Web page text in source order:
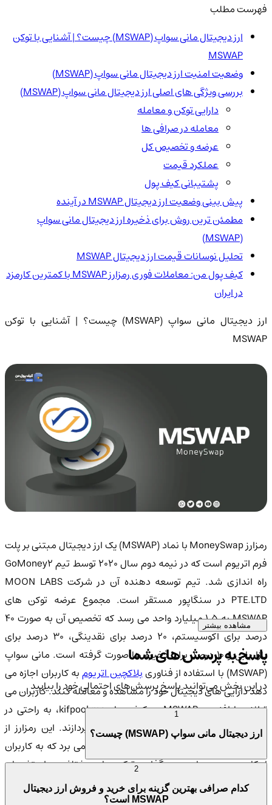
فهرست مطلب
ارز دیجیتال مانی سواپ (MSWAP) چیست؟ | آشنایی با توکن
MSWAP
وضعیت امنیت ارز دیجیتال مانی سواپ (MSWAP)
بررسی ویژگی های اصلی ارز دیجیتال مانی سواپ (MSWAP)
دارایی توکن و معامله
معامله در صرافی ها
عرضه و تخصیص کل
عملکرد قیمت
پشتیبانی کیف پول
پیش بینی وضعیت ارز دیجیتال MSWAP در آینده
مطمئن ترین روش برای ذخیره ارز دیجیتال مانی سواپ
تحلیل نوسانات قیمت ارز دیجیتال MSWAP
کیف پول من: معاملات فوری رمزارز MSWAP با کمترین کارمزد
در ایران
ارز دیجیتال مانی سواپ (MSWAP) چیست؟ | آشنایی با توکن
MSWAP
رمزارز MoneySwap با نماد (MSWAP) یک ارز دیجیتال مبتنی بر پلت
فرم اتریوم است که در نیمه دوم سال 2020 توسط تیم GoMoney2
راه اندازی شد. تیم توسعه دهنده آن در شرکت MOON LABS
PTE.LTD در سنگاپور مستقر است. مجموع عرضه توکن های
MSWAP به 1.5 میلیارد واحد می رسد که تخصیص آن به صورت 40
درصد برای اکوسیستم، 20 درصد برای نقدینگی، 30 درصد برای
بازاریابی و 10 درصد برای ذخیره ها صورت گرفته است. مانی سواپ
بلاکچین اتریومبه کاربران اجازه می
دهد دارایی های دیجیتال خود را مشاهده و معامله کنند. کاربران می
توانند با افزودن MSWAP به کیف پول kifpool.me، به راحتی در
صرافی های غیرمتمرکز به خرید و فروش بپردازند. این رمزارز از
مکانیسم های سرمایه گذاری و استخراج بهره می برد که به کاربران
امکان می دهد با سپرده گذاری توکن های مختلف در استخرهای
مخصوص، نقدینگی فراهم کنند و پاداش هایی به شکل MSWAP
مشاهده بیشتر
پاسخ به پرسش های شما
در این بخش می‌توانید پاسخ پرسش‌های احتمالی خود را بیابید
ارز دیجیتال مانی سواپ (MSWAP) چیست؟
کدام صرافی بهترین گزینه برای خرید و فروش ارز دیجیتال
MSWAP است؟